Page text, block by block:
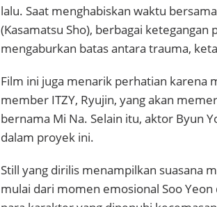
lalu. Saat menghabiskan waktu
(Kasamatsu Sho), berbagai ketegangan
mengaburkan batas antara trauma,
Film ini juga menarik perhatian karena
member ITZY, Ryujin, yang akan
bernama Mi Na. Selain itu, aktor Byun
dalam proyek ini.
Still yang dirilis menampilkan suasana
mulai dari momen emosional Soo Yeon